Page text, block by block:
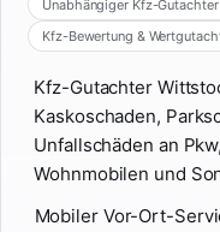
Unabhängiger Kfz-
Kfz-Bewertung &
Kfz-Gutachter
Kaskoschaden,
Unfallschäden an
Wohnmobilen und
Mobiler Vor-Ort-